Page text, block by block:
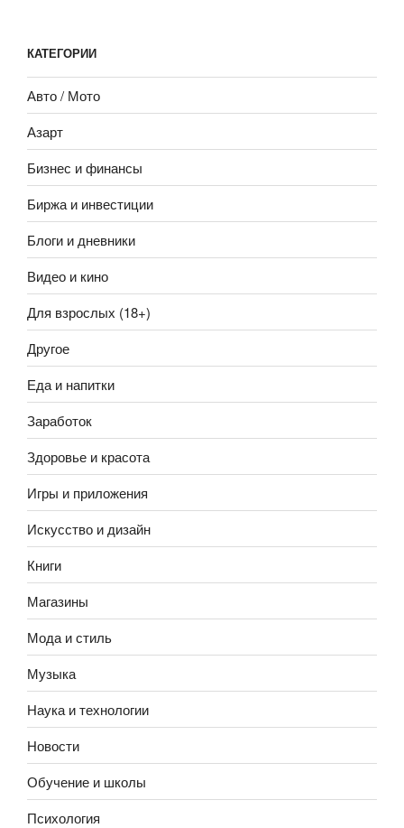
КАТЕГОРИИ
Авто / Мото
Азарт
Бизнес и финансы
Биржа и инвестиции
Блоги и дневники
Видео и кино
Для взрослых (18+)
Другое
Еда и напитки
Заработок
Здоровье и красота
Игры и приложения
Искусство и дизайн
Книги
Магазины
Мода и стиль
Музыка
Наука и технологии
Новости
Обучение и школы
Психология